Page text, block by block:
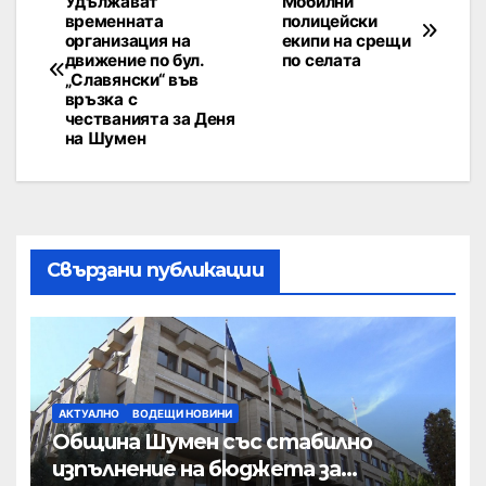
полицейски
екипи на срещи
по селата
временната
организация на
движение по бул.
„Славянски“ във
връзка с
честванията за Деня
на Шумен
Свързани публикации
АКТУАЛНО ВОДЕЩИ НОВИНИ
Община Шумен със стабилно
изпълнение на бюджета за